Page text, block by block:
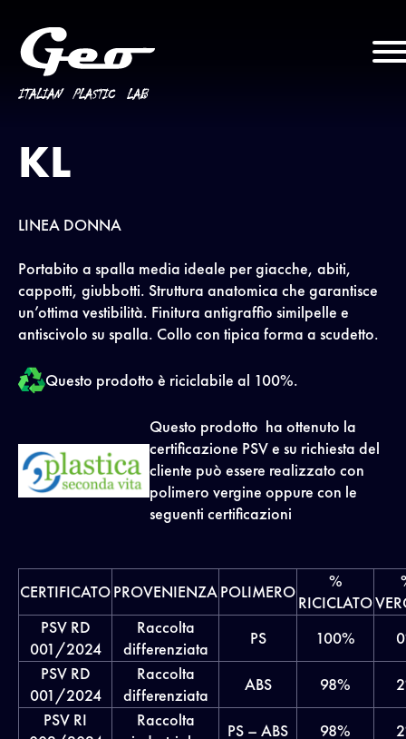
KL
LINEA DONNA
Portabito a spalla media ideale per giacche, abiti,
cappotti, giubbotti. Struttura anatomica che garantisce
un’ottima vestibilità. Finitura antigraffio similpelle e
antiscivolo su spalla. Collo con tipica forma a scudetto.
Questo prodotto è riciclabile al 100%.
Questo prodotto ha ottenuto la
certificazione PSV e su richiesta del
cliente può essere realizzato con
polimero vergine oppure con le
seguenti certificazioni
CERTIFICATOPROVENIENZAPOLIMERO
%
RICICLATO
PSV RD
001/2024
Raccolta
differenziata
PS 100%
PSV RD
001/2024
Raccolta
differenziata
ABS 98%
PSV RI
Raccolta
PS – ABS 98%